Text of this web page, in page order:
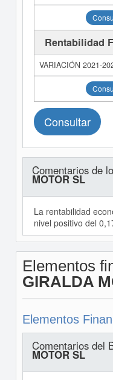
Rentabilidad
Consultar
Comentarios de
MOTOR SL
La rentabilidad
nivel positivo del
Elementos
GIRALDA
Elementos
Comentarios del
MOTOR SL